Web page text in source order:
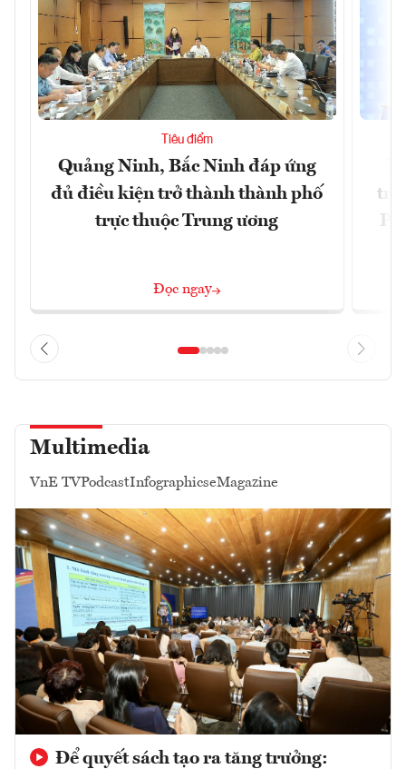
Tiêu điểm
Quảng Ninh, Bắc Ninh đáp ứng
đủ điều kiện trở thành thành phố
trực thuộc Trung ương
Đọc ngay
Multimedia
VnE TVPodcastInfographicseMagazine
Để quyết sách tạo ra tăng trưởng: